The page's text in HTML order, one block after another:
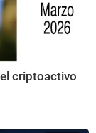
criptoactivo